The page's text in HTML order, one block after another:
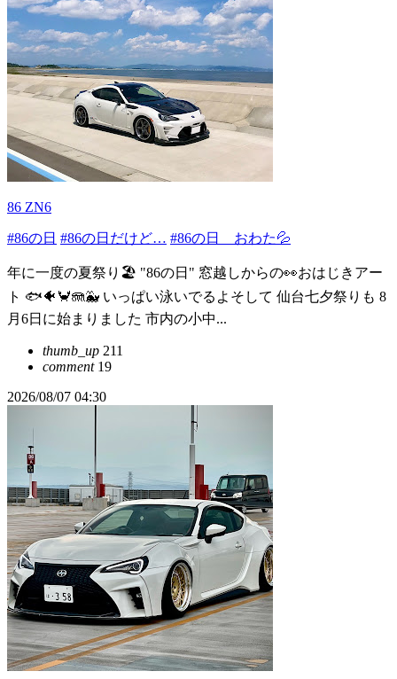
86 ZN6
#86の日 #86の日だけど… #86の日 おわた💦
年に一度の夏祭り🏖️ "86の日" 窓越しからの👀おはじきアー
ト 🐟🐠🦀🪼🐳 いっぱい泳いでるよそして 仙台七夕祭りも 8
月6日に始まりました 市内の小中...
thumb_up 211
comment19
2026/08/07 04:30